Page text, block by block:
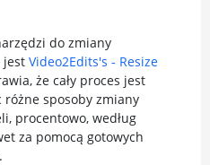
do zmiany
jest Video2Edits's - Resize
że cały proces jest
sposoby zmiany
procentowo, według
za pomocą gotowych